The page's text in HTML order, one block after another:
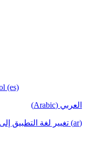
(es)
العربي (Arabic)
(ar) تغيير لغة التطبيق إلى العربية